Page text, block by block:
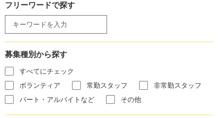
フリーワードで探す
募集種別から探す
すべてにチェック
ボランティア
常勤スタッフ
非常勤スタッフ
パート・アルバイトなど
その他